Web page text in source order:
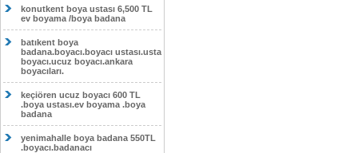
konutkent boya ustası 6,500 TL
ev boyama /boya badana
batıkent boya
badana.boyacı.boyacı ustası.usta
boyacı.ucuz boyacı.ankara
boyacıları.
keçiören ucuz boyacı 600 TL
.boya ustası.ev boyama .boya
badana
yenimahalle boya badana 550TL
.boyacı.badanacı